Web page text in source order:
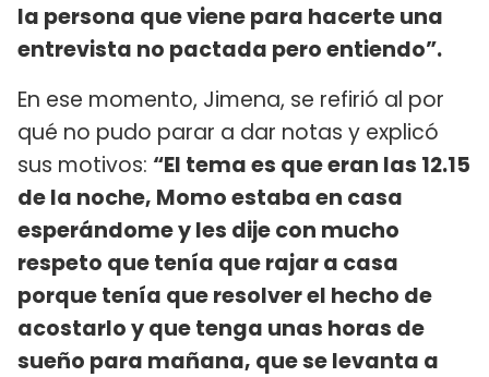
la persona que viene para hacerte una
entrevista no pactada pero entiendo”.
En ese momento, Jimena, se refirió al por
qué no pudo parar a dar notas y explicó
sus motivos: “El tema es que eran las 12.15
de la noche, Momo estaba en casa
esperándome y les dije con mucho
respeto que tenía que rajar a casa
porque tenía que resolver el hecho de
acostarlo y que tenga unas horas de
sueño para mañana, que se levanta a